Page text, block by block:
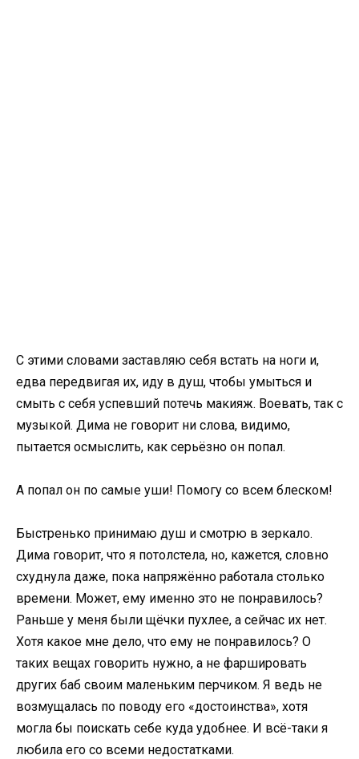
С этими словами заставляю себя встать на ноги и,
едва передвигая их, иду в душ, чтобы умыться и
смыть с себя успевший потечь макияж. Воевать, так с
музыкой. Дима не говорит ни слова, видимо,
пытается осмыслить, как серьёзно он попал.
А попал он по самые уши! Помогу со всем блеском!
Быстренько принимаю душ и смотрю в зеркало.
Дима говорит, что я потолстела, но, кажется, словно
схуднула даже, пока напряжённо работала столько
времени. Может, ему именно это не понравилось?
Раньше у меня были щёчки пухлее, а сейчас их нет.
Хотя какое мне дело, что ему не понравилось? О
таких вещах говорить нужно, а не фаршировать
других баб своим маленьким перчиком. Я ведь не
возмущалась по поводу его «достоинства», хотя
могла бы поискать себе куда удобнее. И всё-таки я
любила его со всеми недостатками.